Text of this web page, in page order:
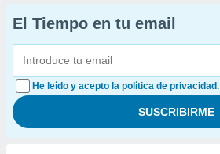
El Tiempo en tu email
He leído y acepto la política de privacidad.